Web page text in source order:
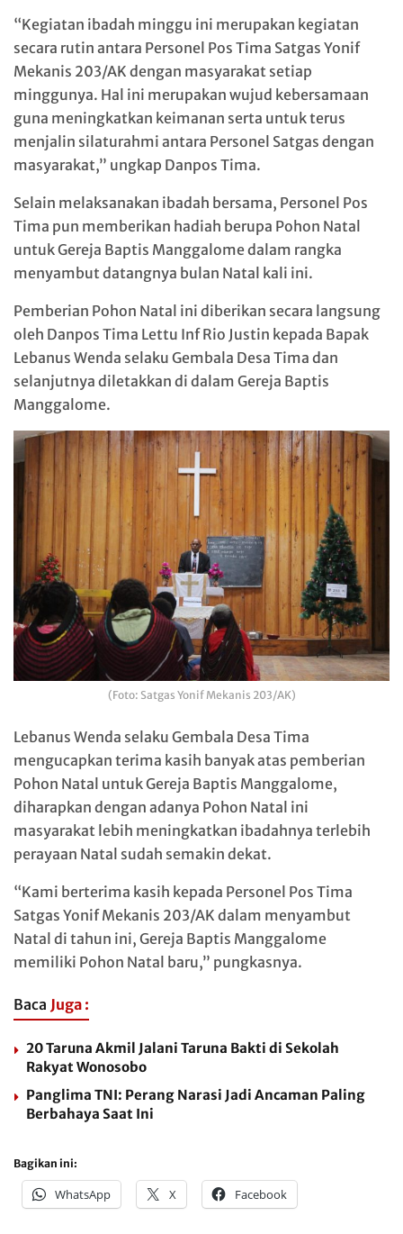
“Kegiatan ibadah minggu ini merupakan kegiatan
secara rutin antara Personel Pos Tima Satgas Yonif
Mekanis 203/AK dengan masyarakat setiap
minggunya. Hal ini merupakan wujud kebersamaan
guna meningkatkan keimanan serta untuk terus
menjalin silaturahmi antara Personel Satgas dengan
masyarakat,” ungkap Danpos Tima.
Selain melaksanakan ibadah bersama, Personel Pos
Tima pun memberikan hadiah berupa Pohon Natal
untuk Gereja Baptis Manggalome dalam rangka
menyambut datangnya bulan Natal kali ini.
Pemberian Pohon Natal ini diberikan secara langsung
oleh Danpos Tima Lettu Inf Rio Justin kepada Bapak
Lebanus Wenda selaku Gembala Desa Tima dan
selanjutnya diletakkan di dalam Gereja Baptis
Manggalome.
(Foto: Satgas Yonif Mekanis 203/AK)
Lebanus Wenda selaku Gembala Desa Tima
mengucapkan terima kasih banyak atas pemberian
Pohon Natal untuk Gereja Baptis Manggalome,
diharapkan dengan adanya Pohon Natal ini
masyarakat lebih meningkatkan ibadahnya terlebih
perayaan Natal sudah semakin dekat.
“Kami berterima kasih kepada Personel Pos Tima
Satgas Yonif Mekanis 203/AK dalam menyambut
Natal di tahun ini, Gereja Baptis Manggalome
memiliki Pohon Natal baru,” pungkasnya.
Baca Juga :
20 Taruna Akmil Jalani Taruna Bakti di Sekolah
Rakyat Wonosobo
Panglima TNI: Perang Narasi Jadi Ancaman Paling
Berbahaya Saat Ini
Bagikan ini:
WhatsApp X Facebook